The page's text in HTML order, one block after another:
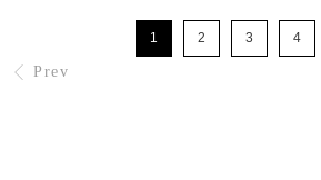
Prev
1 2 3 4